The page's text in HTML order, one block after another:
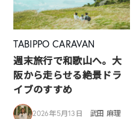
TABIPPO CARAVAN
週末旅行で和歌山へ。大
阪から走らせる絶景ドラ
イブのすすめ
2026年5月13日 武田 麻理